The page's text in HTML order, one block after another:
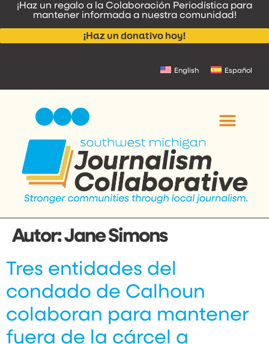
contenido
¡Haz un regalo a la Colaboración Periodística para
mantener informada a nuestra comunidad!
¡Haz un donativo hoy!
English Español
Autor:Jane Simons
Tres entidades del
condado de Calhoun
colaboran para mantener
fuera de la cárcel a